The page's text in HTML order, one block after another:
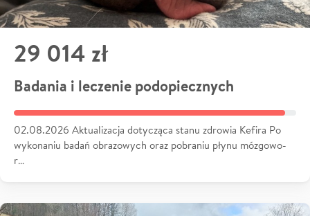
29 014 zł
Badania i leczenie podopiecznych
02.08.2026 Aktualizacja dotycząca stanu zdrowia Kefira Po
wykonaniu badań obrazowych oraz pobraniu płynu mózgowo-
r…